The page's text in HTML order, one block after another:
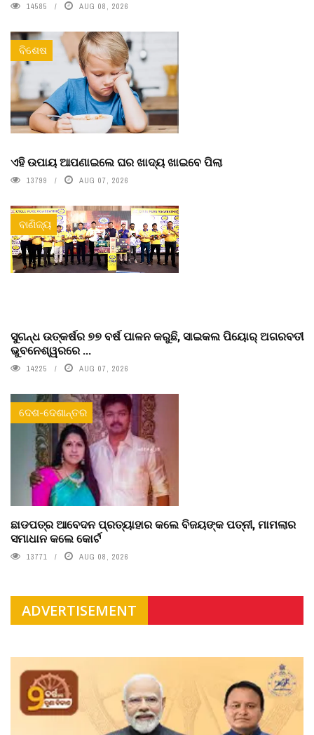
14585 AUG 08, 2026
ବିଶେଷ
ଏହି ଉପାୟ ଆପଣାଇଲେ ଘର ଖାଦ୍ୟ ଖାଇବେ ପିଲା
13799 AUG 07, 2026
ବାଣିଜ୍ୟ
ସୁଗନ୍ଧ ଉତ୍କର୍ଷର ୭୭ ବର୍ଷ ପାଳନ କରୁଛି, ସାଇକଲ ପିୟୋର୍‌ ଅଗରବତୀ
ଭୁବନେଶ୍ୱରରେ ...
14225 AUG 07, 2026
ଦେଶ-ଦେଶାନ୍ତର
ଛାଡପତ୍ର ଆବେଦନ ପ୍ରତ୍ୟାହାର କଲେ ବିଜୟଙ୍କ ପତ୍ନୀ, ମାମଲାର
ସମାଧାନ କଲେ କୋର୍ଟ
13771 AUG 08, 2026
ADVERTISEMENT